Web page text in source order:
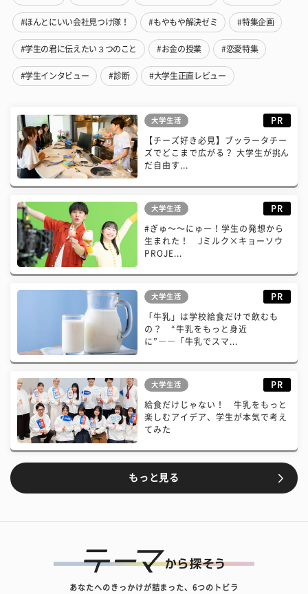
#ほんとにいい会社見つけ隊！ #もやもや解決ゼミ #特集企画
#学生の君に伝えたい３つのこと #お金の授業 #恋愛特集
#学生インタビュー #診断 #大学生正直レビュー
大学生活 PR
【チーズ好き必見】ブッラータチー
ズでどこまで広がる？ 大学生が挑ん
だ自由す...
大学生活 PR
#ぎゅ〜〜にゅー！学生の発想から
生まれた！ Jミルク×キョーソウ
PROJE...
大学生活 PR
「牛乳」は学校給食だけで飲むも
の？ “牛乳をもっと身近
に”――「牛乳でスマ...
大学生活 PR
給食だけじゃない！ 牛乳をもっと
楽しむアイデア、学生が本気で考え
てみた
もっと見る
あなたへのきっかけが詰まった、6つのトビラ